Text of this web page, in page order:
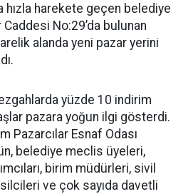
hızla harekete geçen belediye
No:29’da bulunan
alanda yeni pazar yerini
yüzde 10 indirim
pazara yoğun ilgi gösterdi.
Pazarcılar Esnaf Odası
belediye meclis üyeleri,
birim müdürleri, sivil
ve çok sayıda davetli